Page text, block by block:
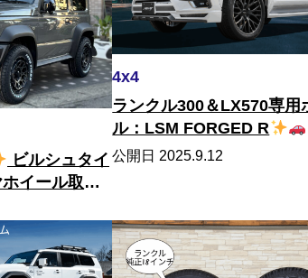
ビルシュタイ
イール取
4x4
ランクル300＆LX570専用
ル：LSM FORGED R
公開日 2025.9.12